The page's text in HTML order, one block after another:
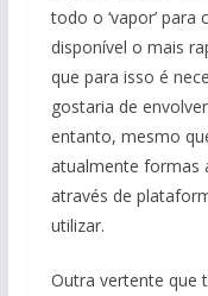
todo o ‘vapor’
disponível o mais
que para isso é
gostaria de
entanto, mesmo
atualmente formas
através de
utilizar.
Outra vertente que